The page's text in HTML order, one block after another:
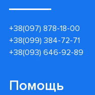
+38(097) 878-18-00
+38(099) 384-72-71
+38(093) 646-92-89
Помощь